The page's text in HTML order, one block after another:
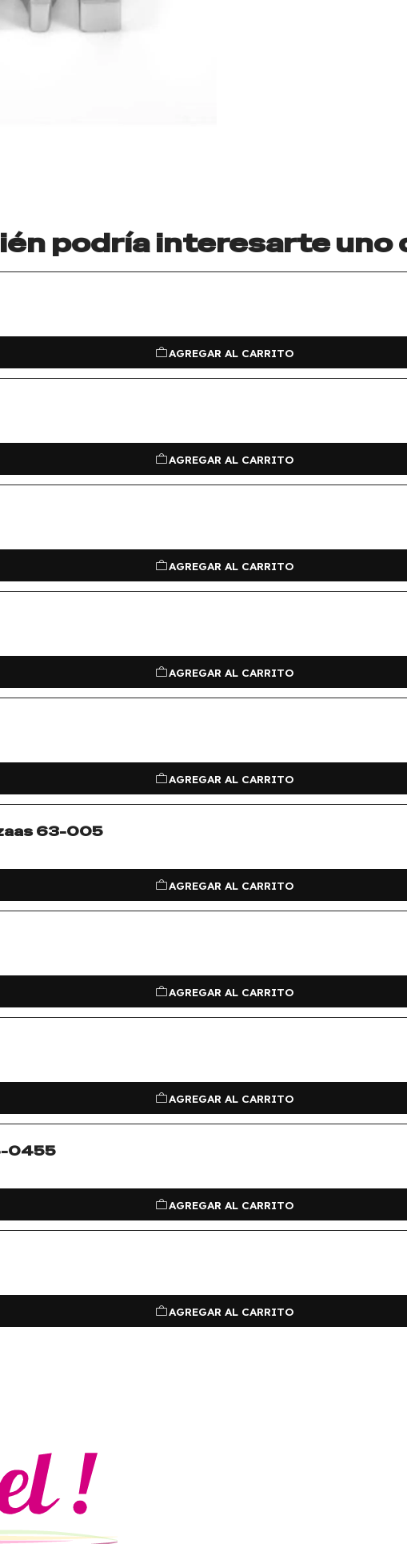
podría interesarte uno
AGREGAR AL CARRITO
AGREGAR AL CARRITO
AGREGAR AL CARRITO
AGREGAR AL CARRITO
AGREGAR AL CARRITO
63-005
AGREGAR AL CARRITO
AGREGAR AL CARRITO
AGREGAR AL CARRITO
0455
AGREGAR AL CARRITO
AGREGAR AL CARRITO